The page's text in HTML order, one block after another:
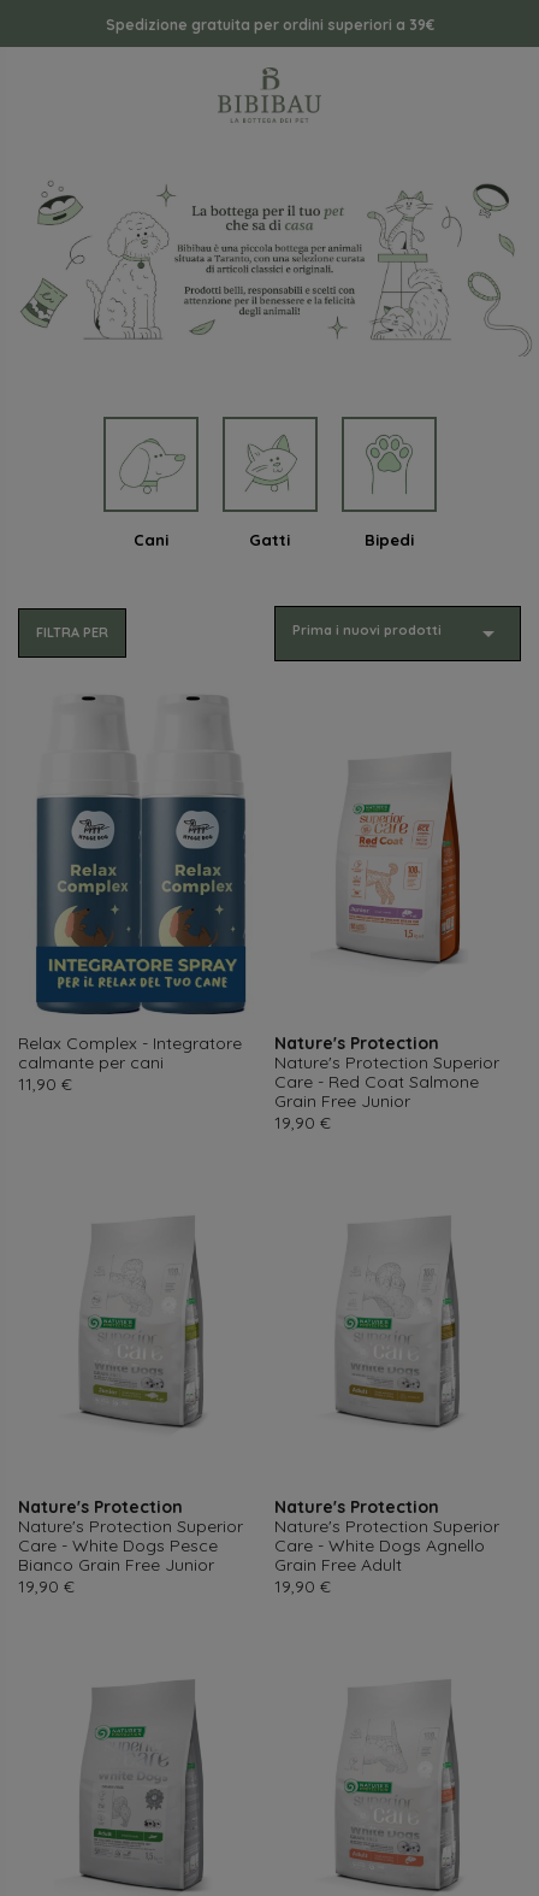
Spedizione gratuita per ordini superiori a 39€
Cani Gatti Bipedi
FILTRA PER Prima i nuovi prodotti 
Relax Complex - Integratore
calmante per cani
Prezzo
11,90 €
Nature's Protection
Nature's Protection Superior
Care - Red Coat Salmone
Grain Free Junior
Prezzo
19,90 €
Nature's Protection
Nature's Protection Superior
Care - White Dogs Pesce
Bianco Grain Free Junior
Prezzo
19,90 €
Nature's Protection
Nature's Protection Superior
Care - White Dogs Agnello
Grain Free Adult
Prezzo
19,90 €